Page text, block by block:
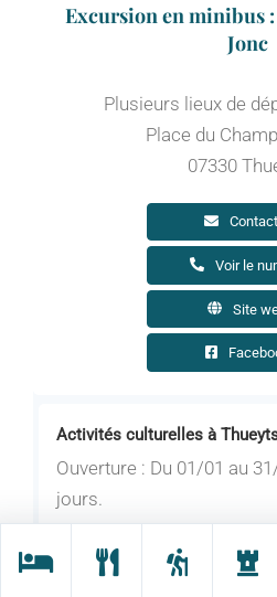
Activités culturelles à
Ouverture : Du 01/01 au
jours.
Partez à la découverte du
Excursion en minibus
Jonc
Plusieurs lieux de
Place du
07330
Voir le
Site